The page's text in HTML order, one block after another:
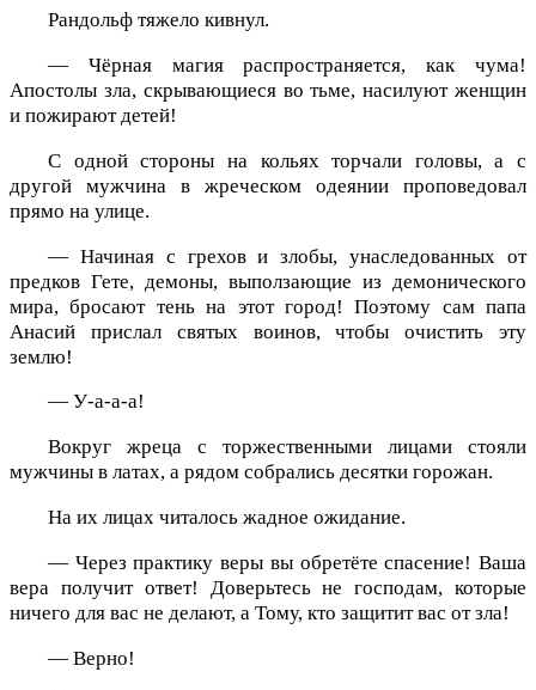
Рандольф тяжело кивнул.
— Чёрная магия распространяется, как чума!
Апостолы зла, скрывающиеся во тьме, насилуют женщин
и пожирают детей!
С одной стороны на кольях торчали головы, а с
другой мужчина в жреческом одеянии проповедовал
прямо на улице.
— Начиная с грехов и злобы, унаследованных от
предков Гете, демоны, выползающие из демонического
мира, бросают тень на этот город! Поэтому сам папа
Анасий прислал святых воинов, чтобы очистить эту
землю!
— У-а-а-а!
Вокруг жреца с торжественными лицами стояли
мужчины в латах, а рядом собрались десятки горожан.
На их лицах читалось жадное ожидание.
— Через практику веры вы обретёте спасение! Ваша
вера получит ответ! Доверьтесь не господам, которые
ничего для вас не делают, а Тому, кто защитит вас от зла!
— Верно!